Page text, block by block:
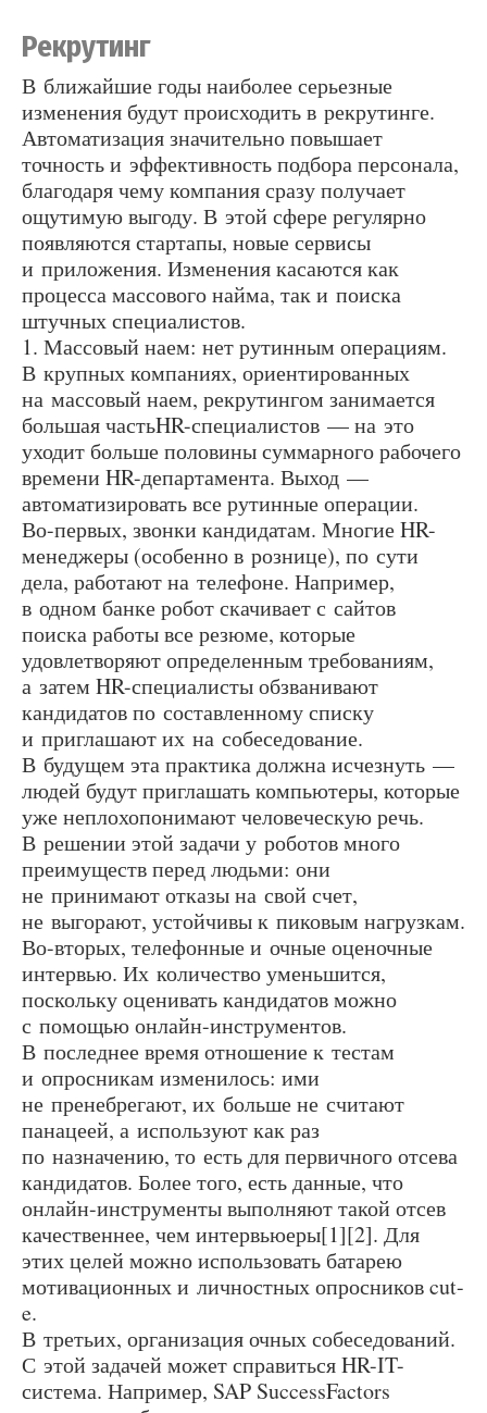
Рекрутинг
В ближайшие годы наиболее серьезные
изменения будут происходить в рекрутинге.
Автоматизация значительно повышает
точность и эффективность подбора персонала,
благодаря чему компания сразу получает
ощутимую выгоду. В этой сфере регулярно
появляются стартапы, новые сервисы
и приложения. Изменения касаются как
процесса массового найма, так и поиска
штучных специалистов.
1. Массовый наем: нет рутинным операциям.
В крупных компаниях, ориентированных
на массовый наем, рекрутингом занимается
большая частьHR-специалистов — на это
уходит больше половины суммарного рабочего
времени HR-департамента. Выход —
автоматизировать все рутинные операции.
Во-первых, звонки кандидатам. Многие HR-
менеджеры (особенно в рознице), по сути
дела, работают на телефоне. Например,
в одном банке робот скачивает с сайтов
поиска работы все резюме, которые
удовлетворяют определенным требованиям,
а затем HR-специалисты обзванивают
кандидатов по составленному списку
и приглашают их на собеседование.
В будущем эта практика должна исчезнуть —
людей будут приглашать компьютеры, которые
уже неплохопонимают человеческую речь.
В решении этой задачи у роботов много
преимуществ перед людьми: они
не принимают отказы на свой счет,
не выгорают, устойчивы к пиковым нагрузкам.
Во-вторых, телефонные и очные оценочные
интервью. Их количество уменьшится,
поскольку оценивать кандидатов можно
с помощью онлайн-инструментов.
В последнее время отношение к тестам
и опросникам изменилось: ими
не пренебрегают, их больше не считают
панацеей, а используют как раз
по назначению, то есть для первичного отсева
кандидатов. Более того, есть данные, что
онлайн-инструменты выполняют такой отсев
качественнее, чем интервьюеры[1][2]. Для
этих целей можно использовать батарею
мотивационных и личностных опросников cut-
e.
В третьих, организация очных собеседований.
С этой задачей может справиться HR-IT-
система. Например, SAP SuccessFactors